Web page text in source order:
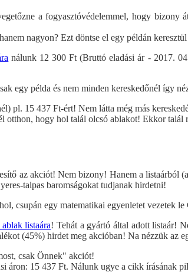
a fogyasztóvédelemmel, hogy
nagyon? Ezt döntse el egy példán
nálunk 12 300 Ft (Bruttó eladási ár - 2017.
egy példa és nem minden kereskedőnél így
15 437 Ft-ért! Nem látta még más
otthon, hogy hol talál olcsó ablakot! Ekkor
az akciót! Nem bizony! Hanem a listaárból
talpas baromságokat tudjanak hirdetni!
csupán egy matematikai egyenletet vezetek le
listaára! Tehát a gyártó által adott listaár!
(45%) hirdet meg akcióban! Na nézzük az
csak Önnek" akciót!
15 437 Ft. Nálunk ugye a cikk írásának